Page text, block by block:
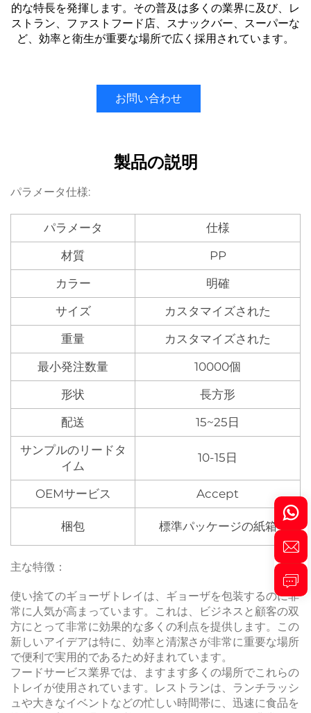
的な特長を発揮します。その普及は多くの業界に及び、レ
ストラン、ファストフード店、スナックバー、スーパーな
ど、効率と衛生が重要な場所で広く採用されています。
お問い合わせ
製品の説明
パラメータ仕様:
パラメータ
仕様
材質
PP
カラー
明確
サイズ
カスタマイズされた
重量
カスタマイズされた
最小発注数量
10000個
形状
長方形
配送
15~25日
サンプルのリードタ
イム
10-15日
OEMサービス Accept
梱包 標準パッケージの紙箱
主な特徴：
使い捨てのギョーザトレイは、ギョーザを包装するのに非
常に人気が高まっています。これは、ビジネスと顧客の双
方にとって非常に効果的な多くの利点を提供します。この
新しいアイデアは特に、効率と清潔さが非常に重要な場所
で便利で実用的であるため好まれています。
フードサービス業界では、ますます多くの場所でこれらの
トレイが使用されています。レストランは、ランチラッシ
ュや大きなイベントなどの忙しい時間帯に、迅速に食品を